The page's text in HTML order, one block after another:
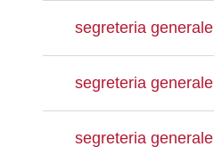
segreteria generale
segreteria generale
segreteria generale